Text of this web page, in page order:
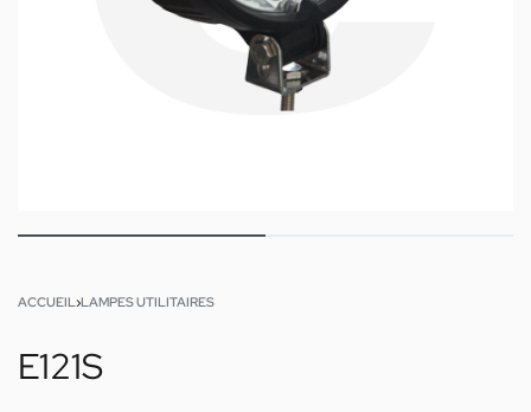
ACCUEIL›LAMPES UTILITAIRES
E121S